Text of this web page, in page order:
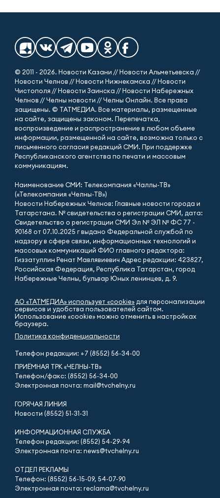
© 2011 - 2026. Новости Казани // Новости Альметьевска //
Новости Челнов // Новости Нижнекамска // Новости
Чистополя // Новости Заинска // Новости Набережных
Челнов // Челны новости // Челны Онлайн. Все права
защищены. © ТАТМЕДИА. Все материалы, размещенные
на сайте, защищены законом. Перепечатка,
воспроизведение и распространение в любом объеме
информации, размещенной на сайте, возможна только с
письменного согласия редакций СМИ. При поддержке
Республиканского агентства по печати и массовым
коммуникациям.
Наименование СМИ: Телекомпания «Чаллы-ТВ»
(«Телекомпания «Челны-ТВ»)
Новости Набережных Челнов: Главные новости города и
Татарстана. № свидетельства о регистрации СМИ, дата:
Свидетельство о регистрации СМИ Эл № ЭЛ № ФС 77 -
90168 от 07.10.2025 г выдано Федеральной службой по
надзору в сфере связи, информационных технологий и
массовых коммуникаций ФИО главного редактора:
Гиззатуллин Ренат Мавлявиевич Адрес редакции: 423827,
Российская Федерация, Республика Татарстан, город
Набережные Челны, бульвар Юных ленинцев, д. 9.
АО «ТАТМЕДИА» использует «cookie»для персонализации
сервисов и удобства пользователей сайтом.
Использование «cookie» можно отменить в настройках
браузера.
Политика конфиденциальности
Телефон редакции: +7 (8552) 56-34-00
ПРИЁМНАЯ ТРК «ЧЕЛНЫ-ТВ»
Телефон/факс: (8552) 56-34-00
Электронная почта: mail@tvchelny.ru
ГОРЯЧАЯ ЛИНИЯ
Новости (8552) 51-31-31
ИНФОРМАЦИОННАЯ СЛУЖБА
Телефон редакции: (8552) 54-29-94
Электронная почта: news@tvchelny.ru
ОТДЕЛ РЕКЛАМЫ
Телефон: (8552) 56-15-09, 54-07-90
Электронная почта: reclama@tvchelny.ru